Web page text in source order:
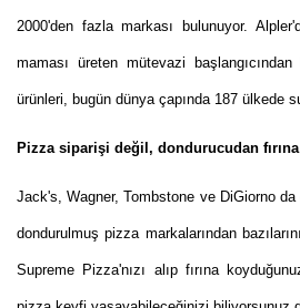
2000'den fazla markası bulunuyor.
maması üreten mütevazi
ürünleri, bugün dünya çapında 187 ülkede
Pizza siparişi değil, dondurucudan
Jack's, Wagner, Tombstone ve DiGiorno
dondurulmuş pizza markalarından
Supreme Pizza'nızı alıp fırına